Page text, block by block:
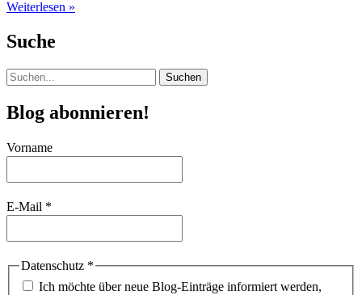
Bergamotteminze
Weiterlesen »
Suche
Suchen
nach:
Blog abonnieren!
Vorname
E-Mail *
Datenschutz *
Ich möchte über neue Blog-Einträge informiert werden,